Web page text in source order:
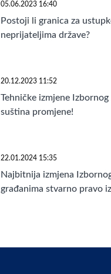
05.06.2023 16:40
Postoji li granica za
neprijateljima države?
20.12.2023 11:52
Tehničke izmjene Izbornog
suština promjene!
22.01.2024 15:35
Najbitnija izmjena
građanima stvarno pravo